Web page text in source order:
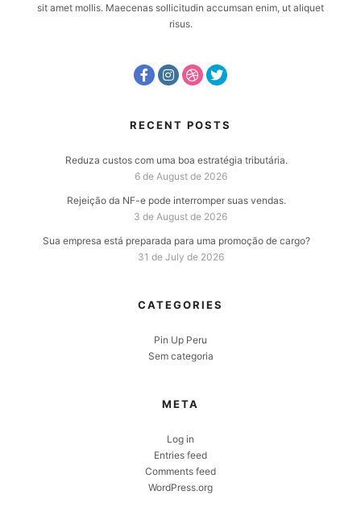
sit amet mollis. Maecenas sollicitudin accumsan enim, ut aliquet
risus.
RECENT POSTS
Reduza custos com uma boa estratégia tributária.
6 de August de 2026
Rejeição da NF-e pode interromper suas vendas.
3 de August de 2026
Sua empresa está preparada para uma promoção de cargo?
31 de July de 2026
CATEGORIES
Pin Up Peru
Sem categoria
META
Log in
Entries feed
Comments feed
WordPress.org